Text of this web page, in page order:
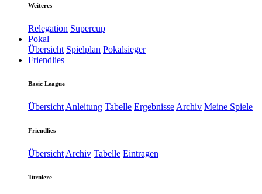
Weiteres
Relegation Supercup
Pokal
Übersicht Spielplan Pokalsieger
Friendlies
Basic League
Übersicht Anleitung Tabelle Ergebnisse Archiv Meine Spiele
Friendlies
Übersicht Archiv Tabelle Eintragen
Turniere